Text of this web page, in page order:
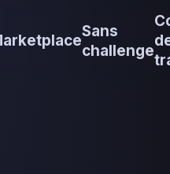
Sans
challenge